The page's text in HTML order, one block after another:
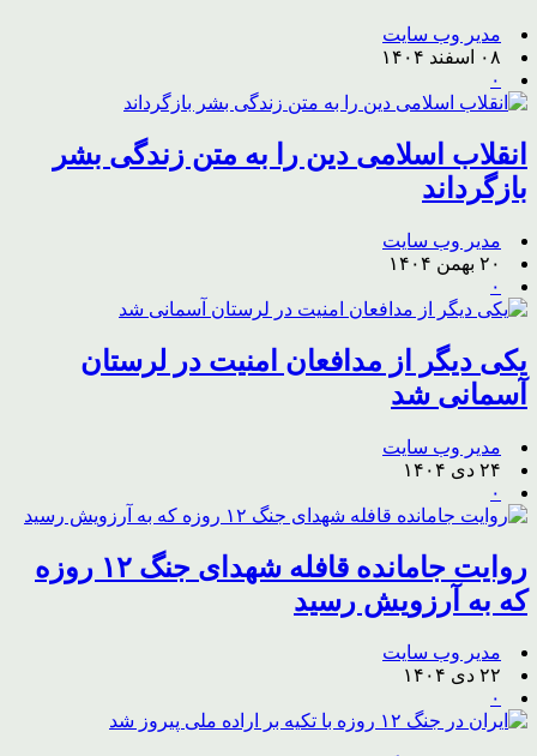
مدیر وب سایت
۰۸ اسفند ۱۴۰۴
۰
انقلاب اسلامی دین را به متن زندگی بشر
بازگرداند
مدیر وب سایت
۲۰ بهمن ۱۴۰۴
۰
یکی دیگر از مدافعان امنیت در لرستان
آسمانی شد
مدیر وب سایت
۲۴ دی ۱۴۰۴
۰
روایت جامانده قافله شهدای جنگ ۱۲ روزه
که به آرزویش رسید
مدیر وب سایت
۲۲ دی ۱۴۰۴
۰